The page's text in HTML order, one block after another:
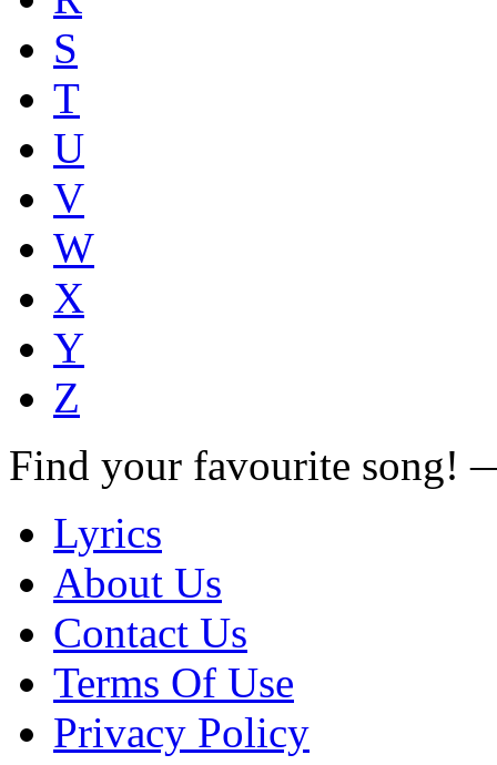
S
T
U
V
W
X
Y
Z
Find your favourite song!
Lyrics
About Us
Contact Us
Terms Of Use
Privacy Policy